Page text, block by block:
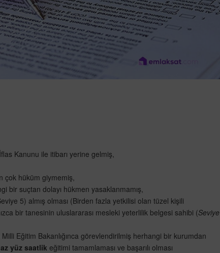
Kanunu ile itibarı yerine gelmiş,
çok hüküm giymemiş,
bir suçtan dolayı hükmen yasaklanmamış,
5) almış olması (Birden fazla yetkilisi olan tüzel kişili
bir tanesinin uluslararası mesleki yeterlilik belgesi sahibi (Seviye
Eğitim Bakanlığınca görevlendirilmiş herhangi bir kurumdan
yüz saatlik eğitimi tamamlaması ve başarılı olması